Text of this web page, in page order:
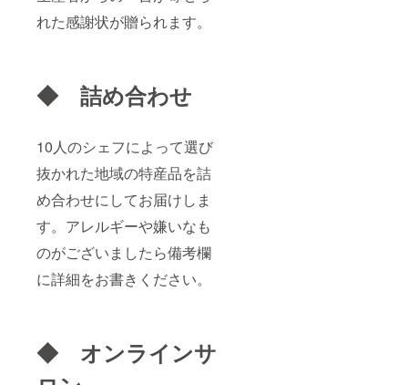
れた感謝状が贈られます。
◆ 詰め合わせ
10人のシェフによって選び
抜かれた地域の特産品を詰
め合わせにしてお届けしま
す。アレルギーや嫌いなも
のがございましたら備考欄
に詳細をお書きください。
◆ オンラインサ